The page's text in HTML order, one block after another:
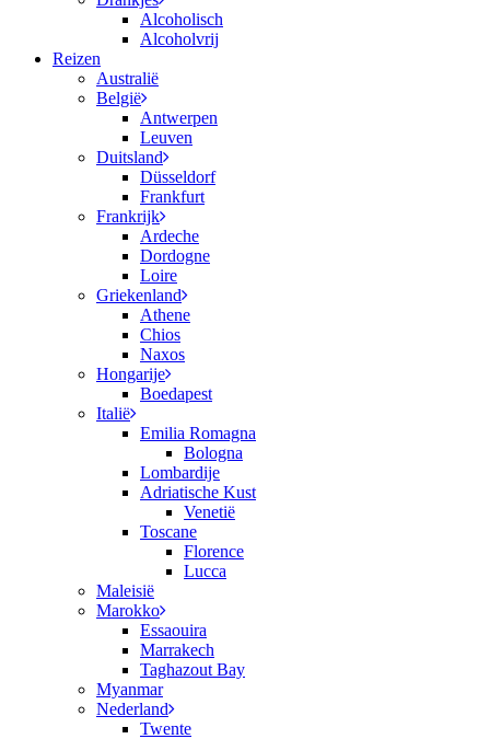
Alcoholisch
Alcoholvrij
Reizen
Australië
België
Antwerpen
Leuven
Duitsland
Düsseldorf
Frankfurt
Frankrijk
Ardeche
Dordogne
Loire
Griekenland
Athene
Chios
Naxos
Hongarije
Boedapest
Italië
Emilia Romagna
Bologna
Lombardije
Adriatische Kust
Venetië
Toscane
Florence
Lucca
Maleisië
Marokko
Essaouira
Marrakech
Taghazout Bay
Myanmar
Nederland
Twente